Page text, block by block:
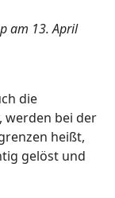
am 13. April
die
werden bei der
heißt,
gelöst und